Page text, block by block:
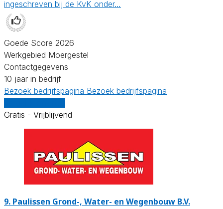
ingeschreven bij de KvK onder…
Goede Score 2026
Werkgebied Moergestel
Contactgegevens
10 jaar in bedrijf
Bezoek bedrijfspagina Bezoek bedrijfspagina
Gratis - Vrijblijvend
9. Paulissen Grond-, Water- en Wegenbouw B.V.